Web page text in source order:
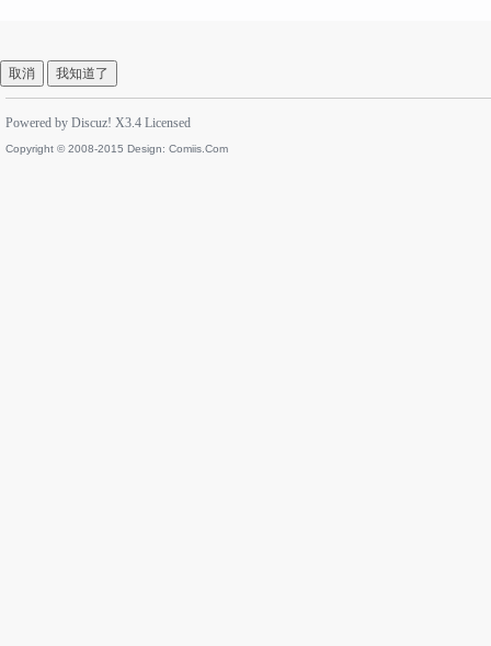
取消 我知道了
Powered by Discuz! X3.4 Licensed
Copyright © 2008-2015 Design: Comiis.Com